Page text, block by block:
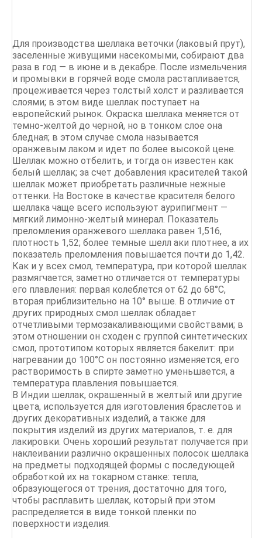
Для производства шеллака веточки (лаковый прут),
заселенные живущими насекомыми, собирают два
раза в год — в июне и в декабре. После измельчения
и промывки в горячей воде смола растапливается,
процеживается через толстый холст и разливается
слоями; в этом виде шеллак поступает на
европейский рынок. Окраска шеллака меняется от
темно-желтой до черной, но в тонком слое она
бледная; в этом случае смола называется
оранжевым лаком и идет по более высокой цене.
Шеллак можно отбелить, и тогда он известен как
белый шеллак; за счет добавления красителей такой
шеллак может приобретать различные нежные
оттенки. На Востоке в качестве красителя белого
шеллака чаще всего используют аурипигмент —
мягкий лимонно-желтый минерал. Показатель
преломления оранжевого шеллака равен 1,516,
плотность 1,52; более темные шелл аки плотнее, а их
показатель преломления повышается почти до 1,42.
Как и у всех смол, температура, при которой шеллак
размягчается, заметно отличается от температуры
его плавления: первая колеблется от 62 до 68°С,
вторая приблизительно на 10° выше. В отличие от
других природных смол шеллак обладает
отчетливыми термозакаливающими свойствами; в
этом отношении он сходен с группой синтетических
смол, прототипом которых является бакелит: при
нагревании до 100°С он постоянно изменяется, его
растворимость в спирте заметно уменьшается, а
температура плавления повышается.
В Индии шеллак, окрашенный в желтый или другие
цвета, используется для изготовления браслетов и
других декоративных изделий, а также для
покрытия изделий из других материалов, т. е. для
лакировки. Очень хороший результат получается при
наклеивании различно окрашенных полосок шеллака
на предметы подходящей формы с последующей
обработкой их на токарном станке: тепла,
образующегося от трения, достаточно для того,
чтобы расплавить шеллак, который при этом
распределяется в виде тонкой пленки по
поверхности изделия.